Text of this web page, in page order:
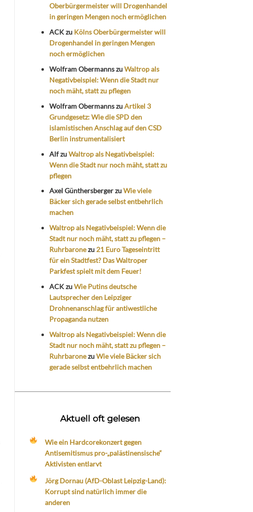
Oberbürgermeister will Drogenhandel
in geringen Mengen noch ermöglichen
ACKzu Kölns Oberbürgermeister will
Drogenhandel in geringen Mengen
noch ermöglichen
Wolfram ObermannszuWaltrop als
Negativbeispiel: Wenn die Stadt nur
noch mäht, statt zu pflegen
Wolfram ObermannszuArtikel 3
Grundgesetz: Wie die SPD den
islamistischen Anschlag auf den CSD
Berlin instrumentalisiert
AlfzuWaltrop als Negativbeispiel:
Wenn die Stadt nur noch mäht, statt zu
pflegen
Axel GünthersbergerzuWie viele
Bäcker sich gerade selbst entbehrlich
machen
Waltrop als Negativbeispiel: Wenn die
Stadt nur noch mäht, statt zu pflegen –
Ruhrbaronezu 21 Euro Tageseintritt
für ein Stadtfest? Das Waltroper
Parkfest spielt mit dem Feuer!
ACKzuWie Putins deutsche
Lautsprecher den Leipziger
Drohnenanschlag für antiwestliche
Propaganda nutzen
Waltrop als Negativbeispiel: Wenn die
Stadt nur noch mäht, statt zu pflegen –
RuhrbaronezuWie viele Bäcker sich
gerade selbst entbehrlich machen
Aktuell oft gelesen
Wie ein Hardcorekonzert gegen
Antisemitismus pro-„palästinensische“
Aktivisten entlarvt
Jörg Dornau (AfD-Oblast Leipzig-Land):
Korrupt sind natürlich immer die
anderen